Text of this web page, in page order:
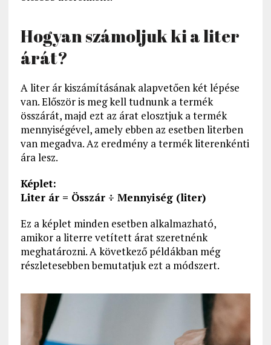
Hogyan számoljuk ki a liter
árát?
A liter ár kiszámításának alapvetően két lépése
van. Először is meg kell tudnunk a termék
összárát, majd ezt az árat elosztjuk a termék
mennyiségével, amely ebben az esetben literben
van megadva. Az eredmény a termék literenkénti
ára lesz.
Képlet:
Liter ár = Összár ÷ Mennyiség (liter)
Ez a képlet minden esetben alkalmazható,
amikor a literre vetített árat szeretnénk
meghatározni. A következő példákban még
részletesebben bemutatjuk ezt a módszert.